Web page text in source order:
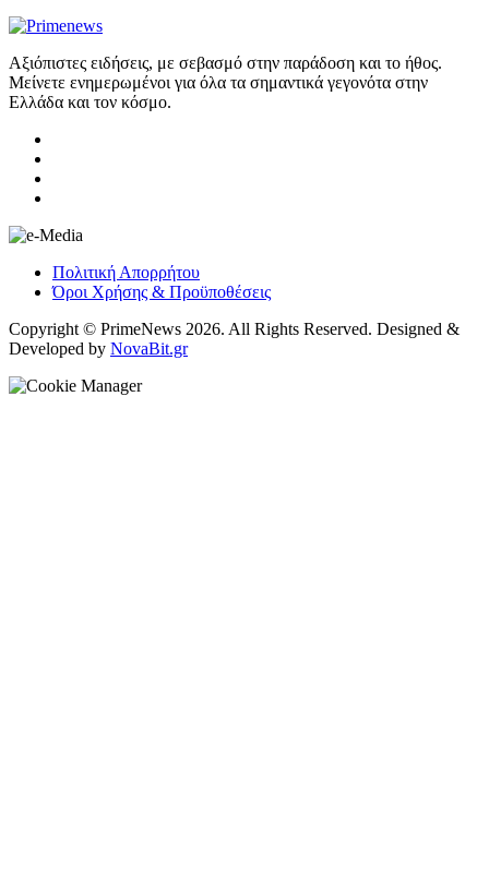
Αξιόπιστες ειδήσεις, με σεβασμό στην παράδοση και το ήθος.
Μείνετε ενημερωμένοι για όλα τα σημαντικά γεγονότα στην
Ελλάδα και τον κόσμο.
Πολιτική Απορρήτου
Όροι Χρήσης & Προϋποθέσεις
Copyright © PrimeNews 2026. All Rights Reserved. Designed &
Developed by NovaBit.gr